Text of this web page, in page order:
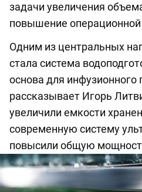
задачи увеличения
повышение
Одним из центральных
стала система
основа для инфузионного
рассказывает Игорь
увеличили емкости
современную систему
повысили общую